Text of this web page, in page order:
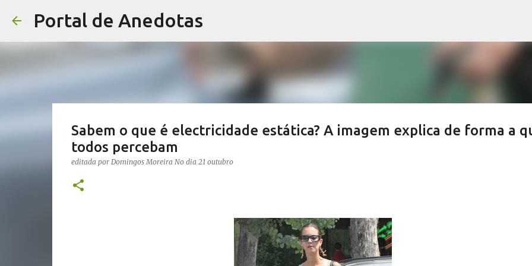
Portal de Anedotas
Sabem o que é electricidade estática? A imagem explica de forma a
todos percebam
editada por Domingos Moreira No dia 21 outubro